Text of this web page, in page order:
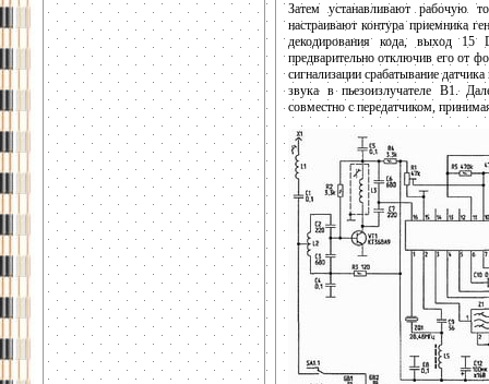
Затем устанавливают рабочую
настраивают контура приемника
декодирования кода, выход
предварительно отключив его от
сигнализации срабатывание
звука в пьезоизлучателе В1.
совместно с передатчиком,